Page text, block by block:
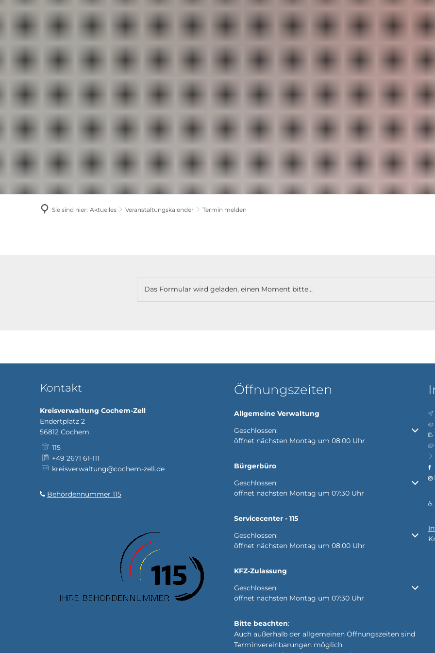
AKTUELLES LANDKREIS POLITIK VERWALTUNG THEMEN
Sie sind hier: Aktuelles Veranstaltungskalender Termin melden
Das Formular wird geladen, einen Moment bitte…
Kontakt
Kreisverwaltung Cochem-Zell
Endertplatz 2
56812 Cochem
115
+49 2671 61-111
kreisverwaltung@cochem-zell.de
Behördennummer 115
Öffnungszeiten
Allgemeine Verwaltung
Klicken, um weitere Öffnungs- oder Schließzeiten
Geschlossen:
öffnet nächsten Montag um 08:00 Uhr
Bürgerbüro
Klicken, um weitere Öffnungs- oder Schließzeiten
Geschlossen:
öffnet nächsten Montag um 07:30 Uhr
Servicecenter - 115
Klicken, um weitere Öffnungs- oder Schließzeiten
Geschlossen:
öffnet nächsten Montag um 08:00 Uhr
KFZ-Zulassung
Klicken, um weitere Öffnungs- oder Schließzeiten
Geschlossen:
öffnet nächsten Montag um 07:30 Uhr
Bitte beachten:
Auch außerhalb der allgemeinen Öffnungszeiten sind
Terminvereinbarungen möglich.